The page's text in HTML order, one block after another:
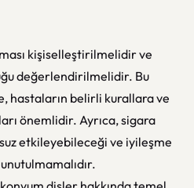
kişiselleştirilmelidir ve
değerlendirilmelidir. Bu
hastaların belirli kurallara ve
önemlidir. Ayrıca, sigara
etkileyebileceği ve iyileşme